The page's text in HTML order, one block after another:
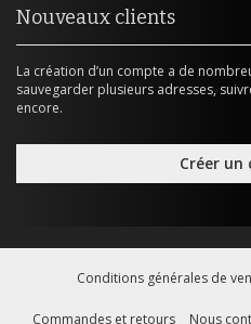
Nouveaux clients
La création d’un compte a de
sauvegarder plusieurs adresses,
encore.
Créer un
Conditions générales de
Commandes et retours Nous